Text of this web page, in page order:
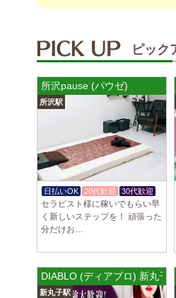
ピック
所沢pause (パウゼ)
所沢駅
日払いOK 20代歓迎 30代歓迎
セラピスト様に稼いでもらい早
く新しいステップを！ 頑張った
分だけお…
DIABLO (ディアブロ) 新丸子
新丸子駅